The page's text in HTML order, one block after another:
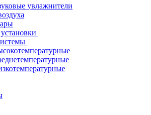
увлажнители